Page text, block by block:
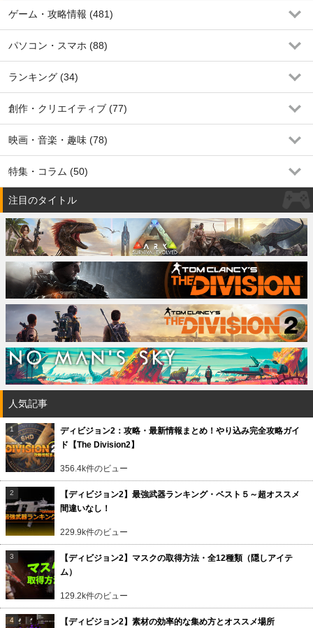
ゲーム・攻略情報 (481)
パソコン・スマホ (88)
ランキング (34)
創作・クリエイティブ (77)
映画・音楽・趣味 (78)
特集・コラム (50)
注目のタイトル
人気記事
ディビジョン2：攻略・最新情報まとめ！やり込み完全攻略ガイ
ド【The Division2】
356.4k件のビュー
【ディビジョン2】最強武器ランキング・ベスト５～超オススメ
間違いなし！
229.9k件のビュー
【ディビジョン2】マスクの取得方法・全12種類（隠しアイテ
ム）
129.2k件のビュー
【ディビジョン2】素材の効率的な集め方とオススメ場所